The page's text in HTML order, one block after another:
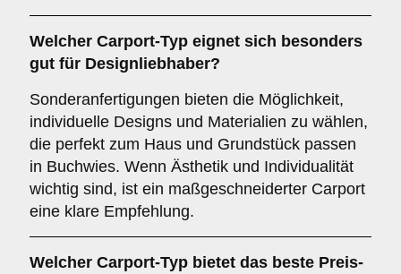
Welcher Carport-Typ eignet sich besonders
gut für Designliebhaber?
Sonderanfertigungen bieten die Möglichkeit,
individuelle Designs und Materialien zu wählen,
die perfekt zum Haus und Grundstück passen
in Buchwies. Wenn Ästhetik und Individualität
wichtig sind, ist ein maßgeschneiderter Carport
eine klare Empfehlung.
Welcher Carport-Typ bietet das beste Preis-